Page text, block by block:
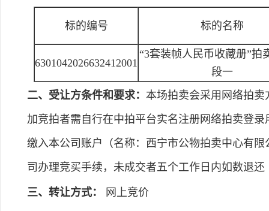
标的编号 标的名称
6301042026632412001
“3套装帧人民币收藏册”拍
段一
二、受让方条件和要求： 本场拍卖会采用网络拍卖
加竞拍者需自行在中拍平台实名注册网络拍卖登
缴入本公司账户（名称：西宁市公物拍卖中心有限
司办理竞买手续，未成交者五个工作日内如数退
三、转让方式： 网上竞价